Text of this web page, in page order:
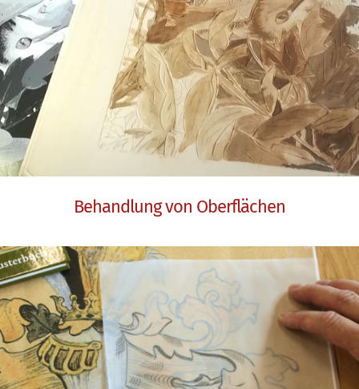
Behandlung von Oberflächen